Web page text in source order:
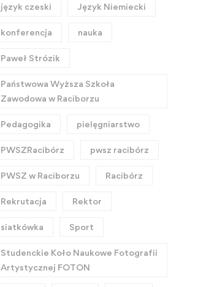
język czeski Język Niemiecki
konferencja nauka
Paweł Strózik
Państwowa Wyższa Szkoła
Zawodowa w Raciborzu
Pedagogika pielęgniarstwo
PWSZRacibórz pwsz racibórz
PWSZ w Raciborzu Racibórz
Rekrutacja Rektor
siatkówka Sport
Studenckie Koło Naukowe Fotografii
Artystycznej FOTON